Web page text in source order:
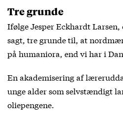
Tre grunde
Ifølge Jesper Eckhardt
sagt, tre grunde til, at
på humaniora, end vi har i
En akademisering af
unge alder som selvstændigt
oliepengene.